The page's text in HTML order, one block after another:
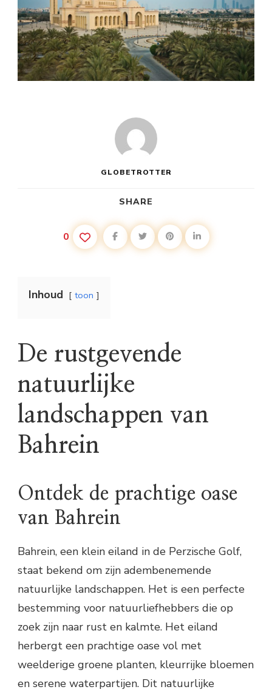
GLOBETROTTER
SHARE
0
Inhoud toon
De rustgevende
natuurlijke
landschappen van
Bahrein
Ontdek de prachtige oase
van Bahrein
Bahrein, een klein eiland in de Perzische Golf,
staat bekend om zijn adembenemende
natuurlijke landschappen. Het is een perfecte
bestemming voor natuurliefhebbers die op
zoek zijn naar rust en kalmte. Het eiland
herbergt een prachtige oase vol met
weelderige groene planten, kleurrijke bloemen
en serene waterpartijen. Dit natuurlijke